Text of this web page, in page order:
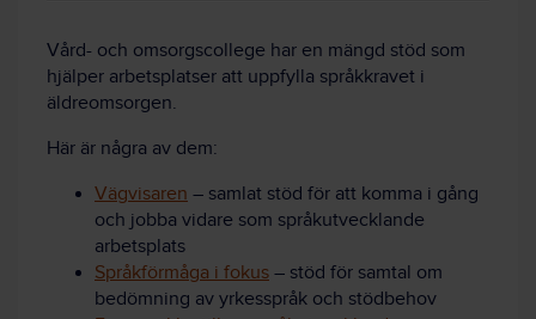
Vård- och omsorgscollege har en mängd stöd som
hjälper arbetsplatser att uppfylla språkkravet i
äldreomsorgen.
Här är några av dem:
Vägvisaren – samlat stöd för att komma i gång
och jobba vidare som språkutvecklande
arbetsplats
Språkförmåga i fokus – stöd för samtal om
bedömning av yrkesspråk och stödbehov